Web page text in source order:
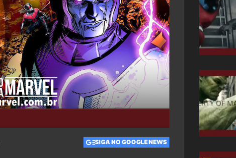
SIGA NO GOOGLE NEWS